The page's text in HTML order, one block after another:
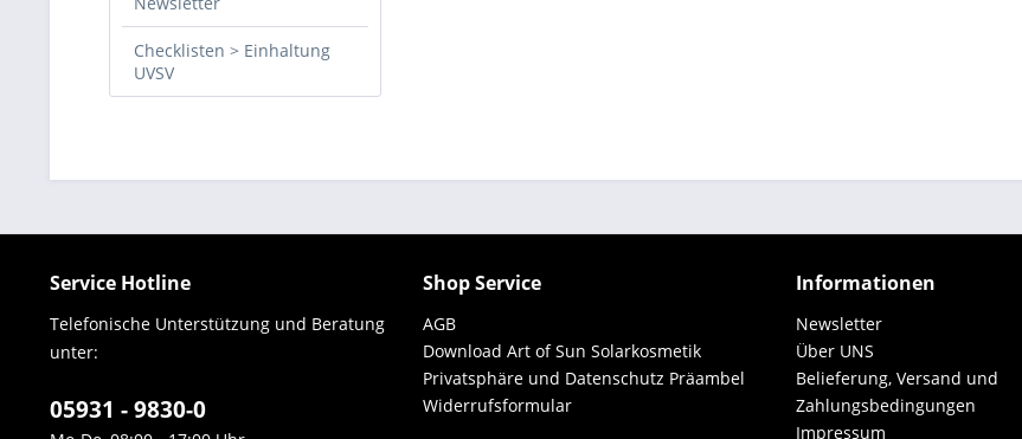
Checklisten > Einhaltung
UVSV
Service Hotline
Telefonische Unterstützung und Beratung
unter:
05931 - 9830-0
Shop Service
AGB
Download Art of Sun Solarkosmetik
Privatsphäre und Datenschutz Präambel
Widerrufsformular
Informationen
Newsletter
Über UNS
Belieferung, Versand und
Zahlungsbedingungen
Impressum